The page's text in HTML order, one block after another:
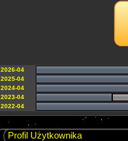
2026-04
2025-04
2024-04
2023-04
2022-04
Profil Użytkownika